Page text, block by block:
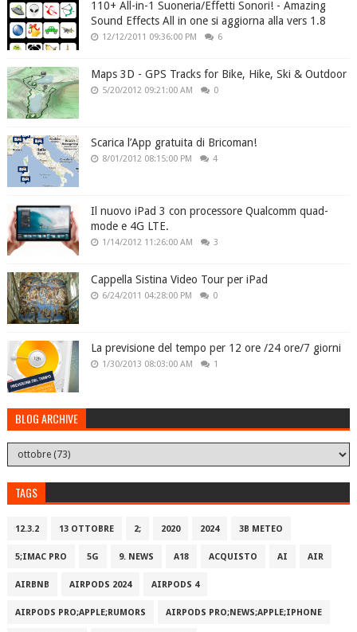
110+ All-in-1 Suoneria/Effetti Sonori! - Amazing
Sound Effects All in one si aggiorna alla vers 1.8
12/12/2011 09:36:00 PM 6
Maps 3D - GPS Tracks for Bike, Hike, Ski & Outdoor
5/20/2012 09:21:00 AM 0
Scarica l’App gratuita di Bricoman!
8/01/2012 08:15:00 PM 4
Il nuovo iPad 3 con processore Qualcomm quad-
mode e 4G LTE.
1/14/2012 11:26:00 AM 3
Cappella Sistina Video Tour per iPad
6/24/2011 04:28:00 PM 0
La previsione del tempo per 12 ore /24 ore/7 giorni
1/30/2013 08:03:00 AM 1
BLOG ARCHIVE
TAGS
12.3.2 13 OTTOBRE 2; 2020 2024 3B METEO
5;IMAC PRO 5G 9. NEWS A18 ACQUISTO AI AIR
AIRBNB AIRPODS 2024 AIRPODS 4
AIRPODS PRO;APPLE;RUMORS AIRPODS PRO;NEWS;APPLE;IPHONE